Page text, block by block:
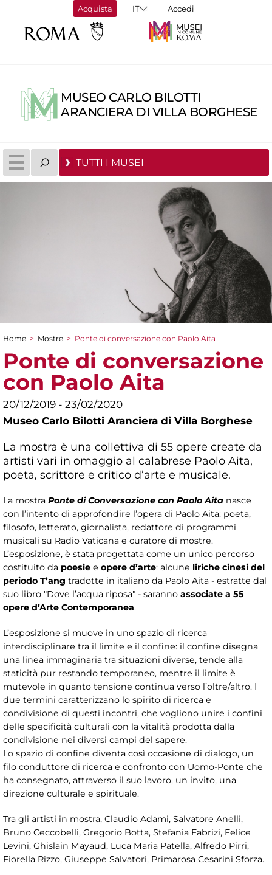
Acquista Accedi
MUSEO CARLO BILOTTI
ARANCIERA DI VILLA BORGHESE
TUTTI I MUSEI
Tu sei qui
Home > Mostre > Ponte di conversazione con Paolo Aita
Ponte di conversazione
con Paolo Aita
20/12/2019 - 23/02/2020
Museo Carlo Bilotti Aranciera di Villa Borghese
La mostra è una collettiva di 55 opere create da
artisti vari in omaggio al calabrese Paolo Aita,
poeta, scrittore e critico d’arte e musicale.
La mostra Ponte di Conversazione con Paolo Aita nasce
con l’intento di approfondire l’opera di Paolo Aita: poeta,
filosofo, letterato, giornalista, redattore di programmi
musicali su Radio Vaticana e curatore di mostre.
L’esposizione, è stata progettata come un unico percorso
costituito da poesie e opere d’arte: alcune liriche cinesi del
periodo T’ang tradotte in italiano da Paolo Aita - estratte dal
suo libro "Dove l’acqua riposa" - saranno associate a 55
opere d’Arte Contemporanea.
L’esposizione si muove in uno spazio di ricerca
interdisciplinare tra il limite e il confine: il confine disegna
una linea immaginaria tra situazioni diverse, tende alla
staticità pur restando temporaneo, mentre il limite è
mutevole in quanto tensione continua verso l’oltre/altro. I
due termini caratterizzano lo spirito di ricerca e
condivisione di questi incontri, che vogliono unire i confini
delle specificità culturali con la vitalità prodotta dalla
condivisione nei diversi campi del sapere.
Lo spazio di confine diventa così occasione di dialogo, un
filo conduttore di ricerca e confronto con Uomo-Ponte che
ha consegnato, attraverso il suo lavoro, un invito, una
direzione culturale e spirituale.
Tra gli artisti in mostra, Claudio Adami, Salvatore Anelli,
Bruno Ceccobelli, Gregorio Botta, Stefania Fabrizi, Felice
Levini, Ghislain Mayaud, Luca Maria Patella, Alfredo Pirri,
Fiorella Rizzo, Giuseppe Salvatori, Primarosa Cesarini Sforza.